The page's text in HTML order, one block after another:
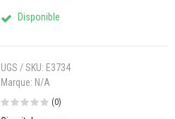
Disponible
UGS / SKU: E3734
Marque: N/A
(0)